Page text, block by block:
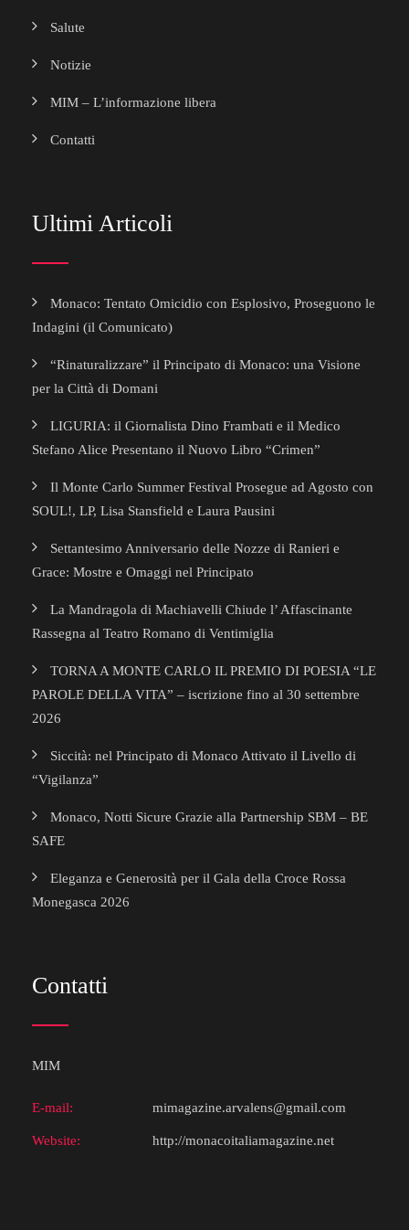
Salute
Notizie
MIM – L’informazione libera
Contatti
Ultimi Articoli
Monaco: Tentato Omicidio con Esplosivo, Proseguono le
Indagini (il Comunicato)
“Rinaturalizzare” il Principato di Monaco: una Visione
per la Città di Domani
LIGURIA: il Giornalista Dino Frambati e il Medico
Stefano Alice Presentano il Nuovo Libro “Crimen”
Il Monte Carlo Summer Festival Prosegue ad Agosto con
SOUL!, LP, Lisa Stansfield e Laura Pausini
Settantesimo Anniversario delle Nozze di Ranieri e
Grace: Mostre e Omaggi nel Principato
La Mandragola di Machiavelli Chiude l’ Affascinante
Rassegna al Teatro Romano di Ventimiglia
TORNA A MONTE CARLO IL PREMIO DI POESIA “LE
PAROLE DELLA VITA” – iscrizione fino al 30 settembre
2026
Siccità: nel Principato di Monaco Attivato il Livello di
“Vigilanza”
Monaco, Notti Sicure Grazie alla Partnership SBM – BE
SAFE
Eleganza e Generosità per il Gala della Croce Rossa
Monegasca 2026
Contatti
MIM
E-mail: mimagazine.arvalens@gmail.com
Website: http://monacoitaliamagazine.net